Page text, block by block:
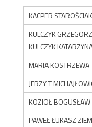
KACPER STAROŚCIAK
KULCZYK
KULCZYK
MARIA KOSTRZEWA
JERZY T
KOZIOŁ BOGUSŁAW
PAWEŁ ŁUKASZ